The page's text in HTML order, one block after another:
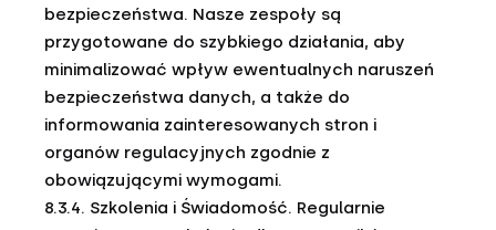
bezpieczeństwa. Nasze zespoły są
przygotowane do szybkiego działania, aby
minimalizować wpływ ewentualnych naruszeń
bezpieczeństwa danych, a także do
informowania zainteresowanych stron i
organów regulacyjnych zgodnie z
obowiązującymi wymogami.
8.3.4. Szkolenia i Świadomość. Regularnie